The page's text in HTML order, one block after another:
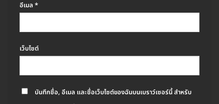
อีเมล *
เว็บไซต์
บันทึกชื่อ, อีเมล และชื่อเว็บไซต์ของฉันบนเบราว์เซอร์นี้ สำหรับ